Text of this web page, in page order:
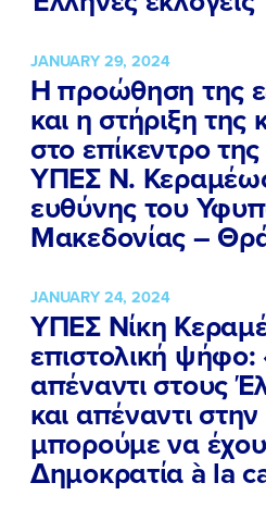
JANUARY 29, 2024
Η προώθηση της
και η στήριξη της
στο επίκεντρο
ΥΠΕΣ Ν.
ευθύνης του
Μακεδονίας –
JANUARY 24, 2024
ΥΠΕΣ Νίκη
επιστολική
απέναντι στους
και απέναντι
μπορούμε να
Δημοκρατία à la